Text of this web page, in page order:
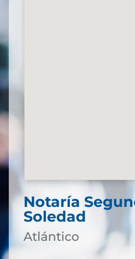
Notaría
Soledad
Atlántico